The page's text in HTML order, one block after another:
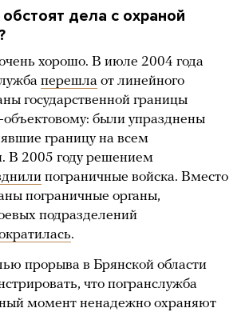
дела с охраной
хорошо. В июле 2004 года
перешла от линейного
государственной границы
объектовому: были упразднены
границу на всем
В 2005 году решением
пограничные войска. Вместо
пограничные органы,
подразделений
.
прорыва в Брянской области
что погранслужба
момент ненадежно охраняют